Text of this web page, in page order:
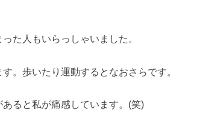
た人もいらっしゃいました。
。歩いたり運動するとなおさらです。
ると私が痛感しています。(笑)